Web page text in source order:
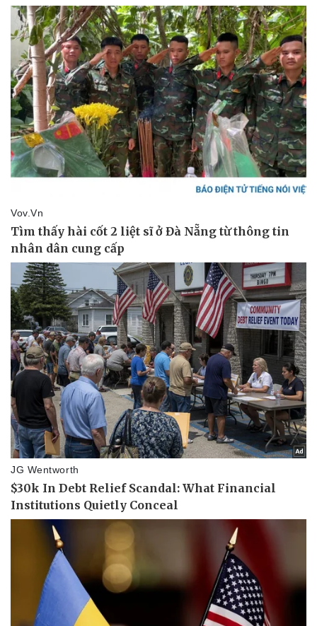
Thể thao
Bóng đá
Lịch thi đấu bóng đá
Thế giới thể thao
eSports
Hậu trường
Ô tô - Xe máy
Ô tô
Tư vấn